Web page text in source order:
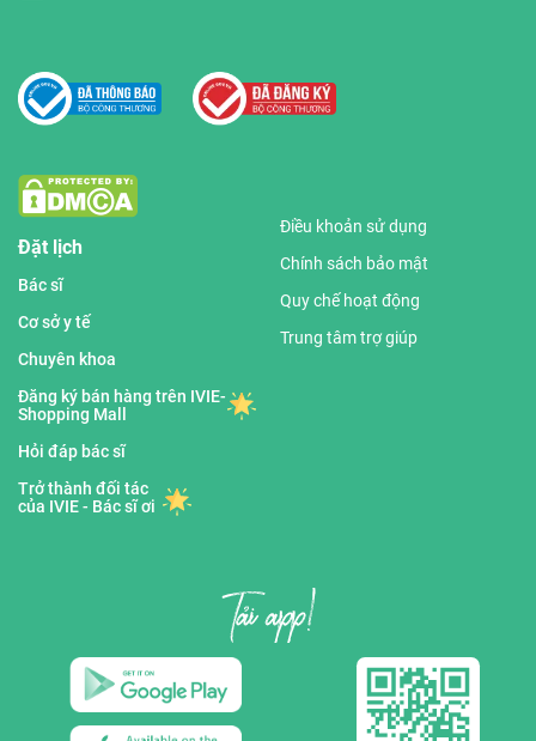
Đặt lịch
Bác sĩ
Cơ sở y tế
Chuyên khoa
Đăng ký bán hàng trên IVIE-
Shopping Mall
Hỏi đáp bác sĩ
Trở thành đối tác
của IVIE - Bác sĩ ơi
Điều khoản sử dụng
Chính sách bảo mật
Quy chế hoạt động
Trung tâm trợ giúp